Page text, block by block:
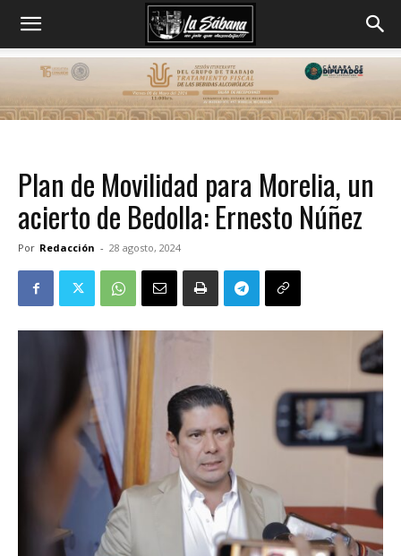
Plan de Movilidad para Morelia, un
acierto de Bedolla: Ernesto Núñez
Por Redacción - 28 agosto, 2024